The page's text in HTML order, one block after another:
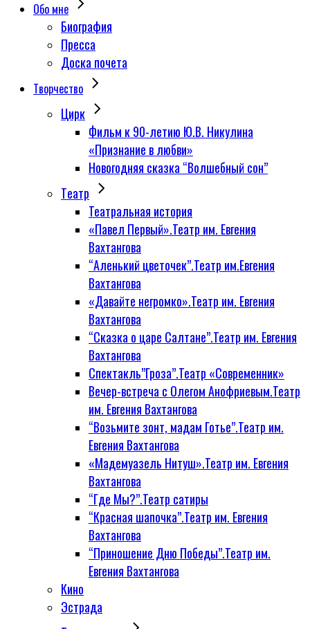
Обо мне
Биография
Пресса
Доска почета
Творчество
Цирк
Фильм к 90-летию Ю.В. Никулина
«Признание в любви»
Новогодняя сказка “Волшебный сон”
Tеатр
Театральная история
«Павел Первый».Театр им. Евгения
Вахтангова
“Аленький цветочек”.Театр им.Евгения
Вахтангова
«Давайте негромко».Театр им. Евгения
Вахтангова
“Сказка о царе Салтане”.Театр им. Евгения
Вахтангова
Спектакль”Гроза”.Театр «Современник»
Вечер-встреча с Олегом Анофриевым.Театр
им. Евгения Вахтангова
“Возьмите зонт, мадам Готье”.Театр им.
Евгения Вахтангова
«Мадемуазель Нитуш».Театр им. Евгения
Вахтангова
“Где Мы?”.Театр сатиры
“Красная шапочка”.Театр им. Евгения
Вахтангова
“Приношение Дню Победы”.Театр им.
Евгения Вахтангова
Кино
Эстрада